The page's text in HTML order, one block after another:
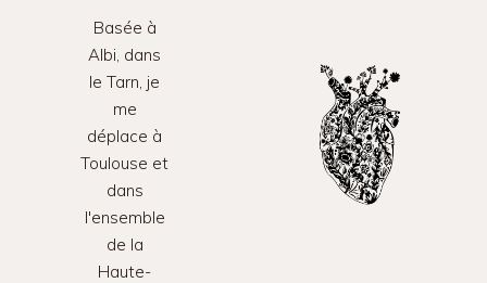
Basée à
Albi, dans
le Tarn, je
me
déplace à
Toulouse et
dans
l'ensemble
de la
Haute-